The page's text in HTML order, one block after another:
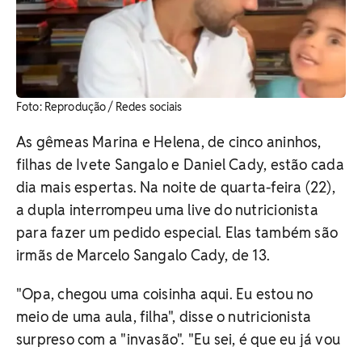
Foto: Reprodução / Redes sociais
As gêmeas Marina e Helena, de cinco aninhos,
filhas de Ivete Sangalo e Daniel Cady, estão cada
dia mais espertas. Na noite de quarta-feira (22),
a dupla interrompeu uma live do nutricionista
para fazer um pedido especial. Elas também são
irmãs de Marcelo Sangalo Cady, de 13.
"Opa, chegou uma coisinha aqui. Eu estou no
meio de uma aula, filha", disse o nutricionista
surpreso com a "invasão". "Eu sei, é que eu já vou